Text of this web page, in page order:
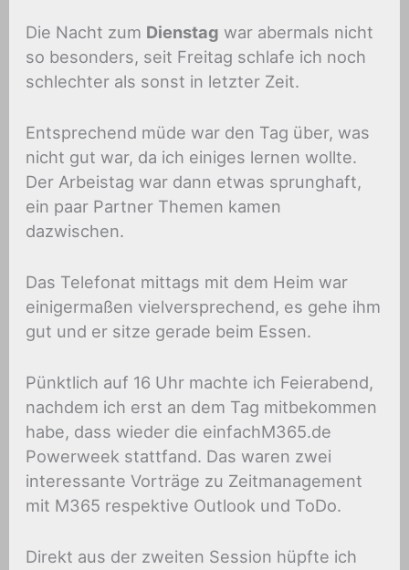
Die Nacht zum Dienstag war abermals nicht
so besonders, seit Freitag schlafe ich noch
schlechter als sonst in letzter Zeit.
Entsprechend müde war den Tag über, was
nicht gut war, da ich einiges lernen wollte.
Der Arbeistag war dann etwas sprunghaft,
ein paar Partner Themen kamen
dazwischen.
Das Telefonat mittags mit dem Heim war
einigermaßen vielversprechend, es gehe ihm
gut und er sitze gerade beim Essen.
Pünktlich auf 16 Uhr machte ich Feierabend,
nachdem ich erst an dem Tag mitbekommen
habe, dass wieder die einfachM365.de
Powerweek stattfand. Das waren zwei
interessante Vorträge zu Zeitmanagement
mit M365 respektive Outlook und ToDo.
Direkt aus der zweiten Session hüpfte ich